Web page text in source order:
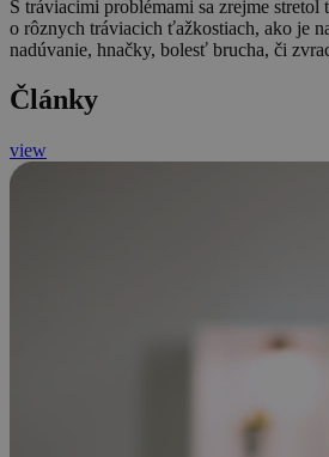
S tráviacimi problémami sa zrejme
o rôznych tráviacich ťažkostiach, ako je
nadúvanie, hnačky, bolesť brucha, či
Články
view